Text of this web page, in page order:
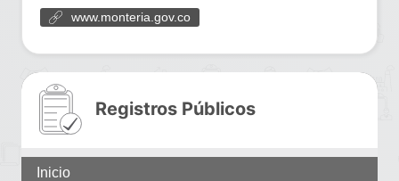
www.monteria.gov.co
Registros Públicos
Inicio